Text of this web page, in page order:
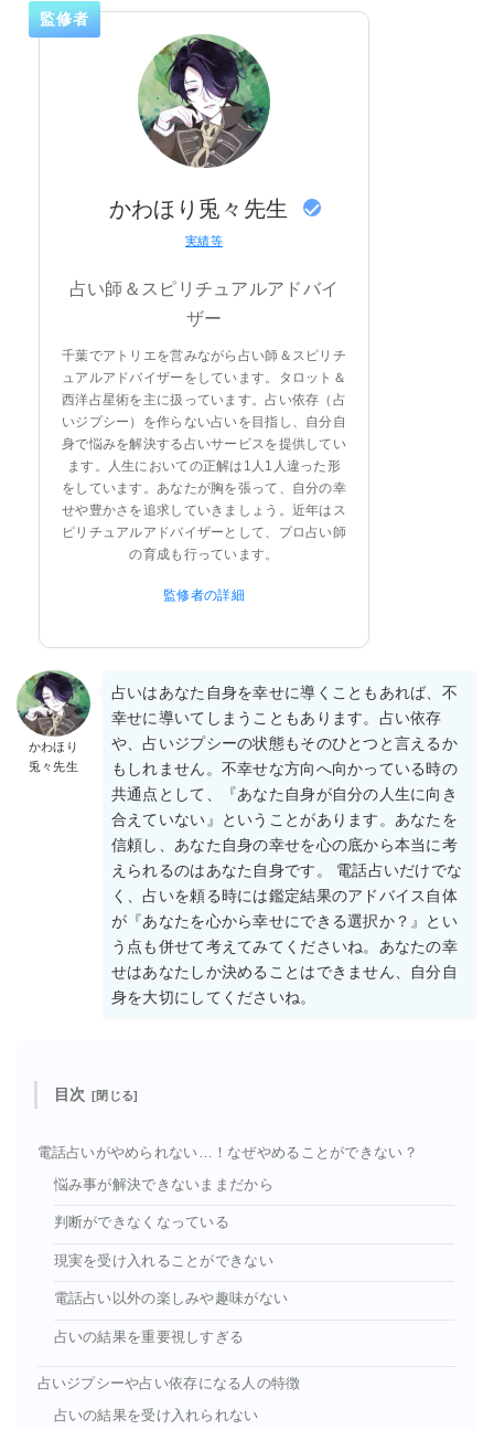
監修者
かわほり兎々先生
実績等
占い師＆スピリチュアルアドバイ
ザー
千葉でアトリエを営みながら占い師＆スピリチ
ュアルアドバイザーをしています。タロット＆
西洋占星術を主に扱っています。占い依存（占
いジプシー）を作らない占いを目指し、自分自
身で悩みを解決する占いサービスを提供してい
ます。人生においての正解は1人1人違った形
をしています。あなたが胸を張って、自分の幸
せや豊かさを追求していきましょう。近年はス
ピリチュアルアドバイザーとして、プロ占い師
の育成も行っています。
監修者の詳細
かわほり
兎々先生
占いはあなた自身を幸せに導くこともあれば、不
幸せに導いてしまうこともあります。占い依存
や、占いジプシーの状態もそのひとつと言えるか
もしれません。不幸せな方向へ向かっている時の
共通点として、『あなた自身が自分の人生に向き
合えていない』ということがあります。あなたを
信頼し、あなた自身の幸せを心の底から本当に考
えられるのはあなた自身です。 電話占いだけでな
く、占いを頼る時には鑑定結果のアドバイス自体
が『あなたを心から幸せにできる選択か？』とい
う点も併せて考えてみてくださいね。あなたの幸
せはあなたしか決めることはできません、自分自
身を大切にしてくださいね。
目次
電話占いがやめられない…！なぜやめることができない？
悩み事が解決できないままだから
判断ができなくなっている
現実を受け入れることができない
電話占い以外の楽しみや趣味がない
占いの結果を重要視しすぎる
占いジプシーや占い依存になる人の特徴
占いの結果を受け入れられない